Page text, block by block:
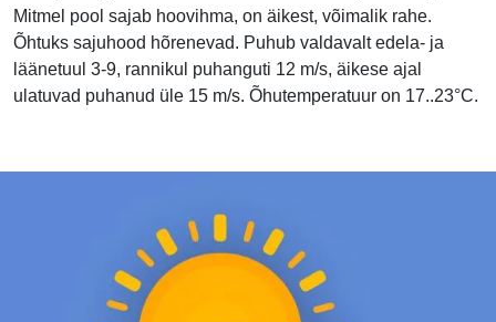
Mitmel pool sajab hoovihma, on äikest, võimalik rahe.
Õhtuks sajuhood hõrenevad. Puhub valdavalt edela- ja
läänetuul 3-9, rannikul puhanguti 12 m/s, äikese ajal
ulatuvad puhanud üle 15 m/s. Õhutemperatuur on 17..23°C.